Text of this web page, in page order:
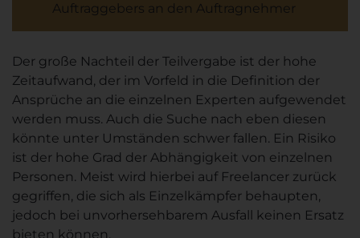
Auftraggebers an den Auftragnehmer
Der große Nachteil der Teilvergabe ist der hohe
Zeitaufwand, der im Vorfeld in die Definition der
Ansprüche an die einzelnen Experten aufgewendet
werden muss. Auch die Suche nach eben diesen
könnte unter Umständen schwer fallen. Ein Risiko
ist der hohe Grad der Abhängigkeit von einzelnen
Personen. Meist wird hierbei auf Freelancer zurück
gegriffen, die sich als Einzelkämpfer behaupten,
jedoch bei unvorhersehbarem Ausfall keinen Ersatz
bieten können.